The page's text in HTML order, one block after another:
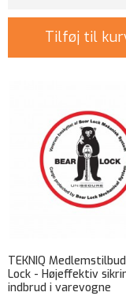
Tilføj til
TEKNIQ
Lock - Højeffektiv
indbrud i varevogne